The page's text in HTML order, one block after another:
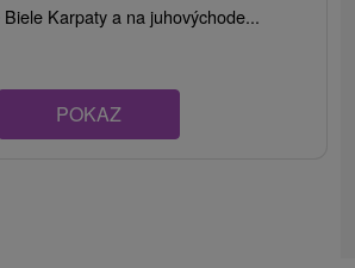
Karpaty a na juhovýchode...
POKAZ